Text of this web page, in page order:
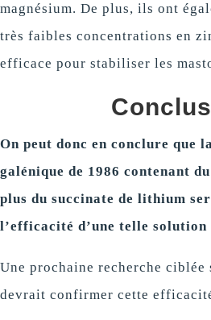
magnésium. De plus, ils ont
très faibles concentrations en
efficace pour stabiliser les
On peut donc en conclure que
galénique de 1986 contenant
plus du succinate de lithium
l’efficacité d’une telle solution
Une prochaine recherche
devrait confirmer cette